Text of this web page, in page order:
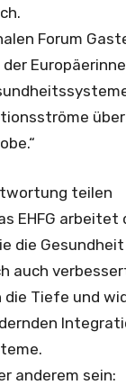
Forum
teilen
EHFG
die
auch
die Tiefe und
anderem sein: